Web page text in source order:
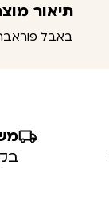
תיאור
באבל פוראבר אדפ